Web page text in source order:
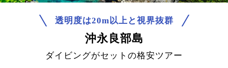
透明度は20m以上と視界抜群
沖永良部島
ダイビングがセットの格安ツアー